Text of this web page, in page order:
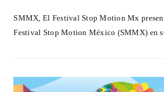
SMMX, El Festival Stop Motion Mx
Festival Stop Motion México (SMMX) en